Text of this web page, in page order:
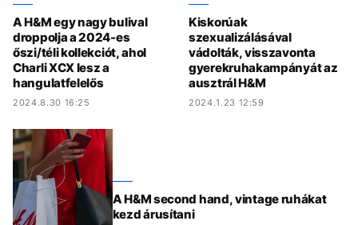
A H&M egy nagy bulival
droppolja a 2024-es
őszi/téli kollekciót, ahol
Charli XCX lesz a
hangulatfelelős
2024.8.30 16:25
Kiskorúak
szexualizálásával
vádolták, visszavonta
gyerekruhakampányát az
ausztrál H&M
2024.1.23 12:59
A H&M second hand, vintage ruhákat
kezd árusítani